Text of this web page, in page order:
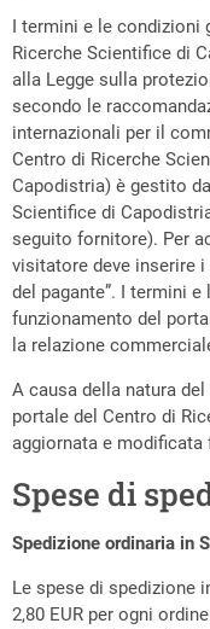
I termini e le condizioni
Ricerche Scientifice di
alla Legge sulla
secondo le
internazionali per il
Centro di Ricerche
Capodistria) è gestito
Scientifice di
seguito fornitore). Per
visitatore deve inserire
del pagante”. I termini
funzionamento del
la relazione
A causa della natura
portale del Centro di
aggiornata e modificata
Spese di
Spedizione ordinaria in
Le spese di spedizione
2,80 EUR per ogni